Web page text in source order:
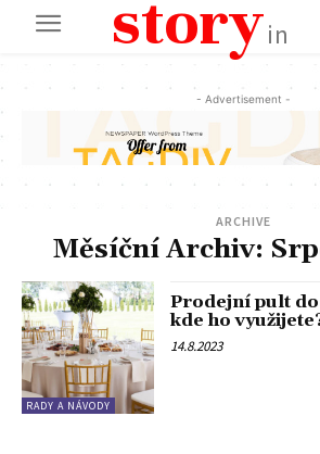
storyin
- Advertisement -
ARCHIVE
Měsíční Archiv:
RADY A NÁVODY
Prodejní pult
kde ho
14.8.2023